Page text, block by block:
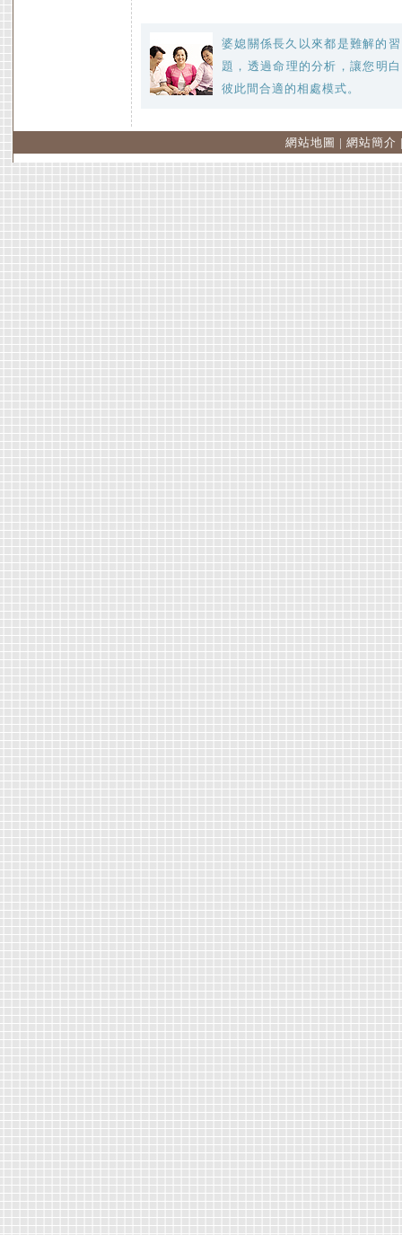
婆媳關係長久以來都是難解的習
題，透過命理的分析，讓您明白
彼此間合適的相處模式。
網站地圖 | 網站簡介